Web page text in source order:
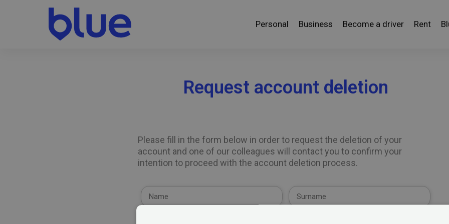
Personal Business Become a driver Rent
Request account deletion
Please fill in the form below in order to request the deletion of your
account and one of our colleagues will contact you to confirm your
intention to proceed with the account deletion process.